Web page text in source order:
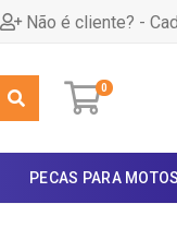
Não é cliente? -
0
PECAS PARA MOTOS